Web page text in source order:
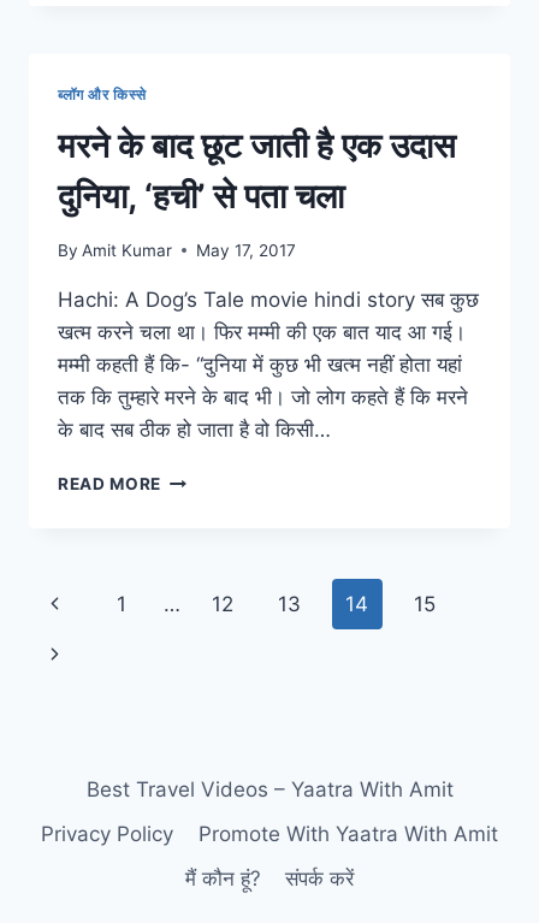
और
खूबसूरत
पल
को
एक
फिल्म
ब्लॉग और किस्से
मरने के बाद छूट जाती है एक उदास
दुनिया, ‘हची’ से पता चला
By Amit Kumar May 17, 2017
Hachi: A Dog’s Tale movie hindi story सब कुछ
खत्म करने चला था। फिर मम्मी की एक बात याद आ गई।
मम्मी कहती हैं कि- “दुनिया में कुछ भी खत्म नहीं होता यहां
तक कि तुम्हारे मरने के बाद भी। जो लोग कहते हैं कि मरने
के बाद सब ठीक हो जाता है वो किसी…
READ MORE मरने
चला
Page
navigation
Previous
Page
1 … 12 13 14 15
Next
Best Travel Videos – Yaatra With Amit
Privacy Policy
Promote With Yaatra With Amit
मैं कौन हूं?
संपर्क करें